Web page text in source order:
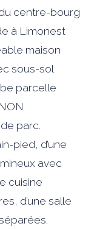
centre-bourg
à Limonest
maison
sous-sol
parcelle
parc.
pied, d’une
avec
cuisine
d’une salle